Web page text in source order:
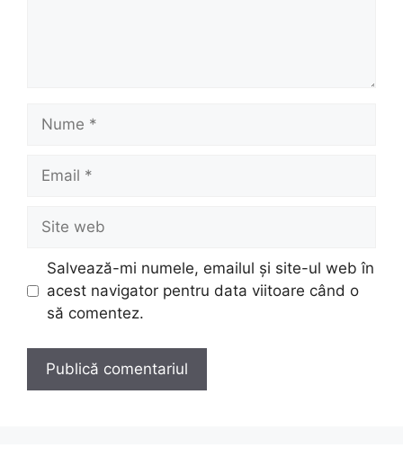
Nume
Email
Site
web
Salvează-mi numele, emailul și site-ul web în
acest navigator pentru data viitoare când o
să comentez.